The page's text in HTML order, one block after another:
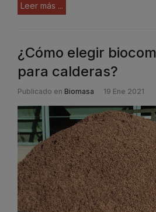
Leer más ...
¿Cómo elegir
para calderas?
Publicado en Biomasa 19 Ene 2021